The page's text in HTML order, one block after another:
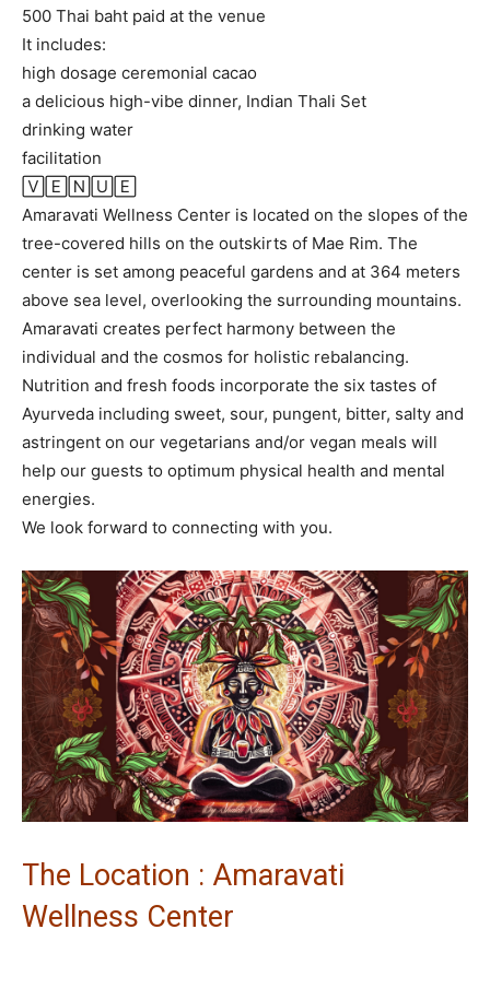
500 Thai baht paid at the venue
It includes:
high dosage ceremonial cacao
a delicious high-vibe dinner, Indian Thali Set
drinking water
facilitation
🅅🄴🄽🅄🄴
Amaravati Wellness Center is located on the slopes of the
tree-covered hills on the outskirts of Mae Rim. The
center is set among peaceful gardens and at 364 meters
above sea level, overlooking the surrounding mountains.
Amaravati creates perfect harmony between the
individual and the cosmos for holistic rebalancing.
Nutrition and fresh foods incorporate the six tastes of
Ayurveda including sweet, sour, pungent, bitter, salty and
astringent on our vegetarians and/or vegan meals will
help our guests to optimum physical health and mental
energies.
We look forward to connecting with you.
The Location : Amaravati
Wellness Center